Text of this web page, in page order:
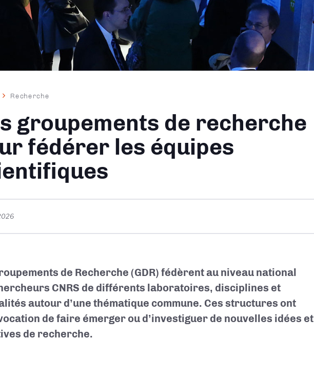
Recherche
groupements de recherche
fédérer les équipes
de Recherche (GDR) fédèrent au niveau national
CNRS de différents laboratoires, disciplines et
autour d’une thématique commune. Ces structures ont
de faire émerger ou d’investiguer de nouvelles idées et
de recherche.